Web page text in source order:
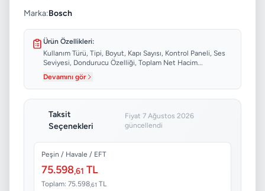
Marka:Bosch
Ürün Özellikleri:
Kullanım Türü, Tipi, Boyut, Kapı Sayısı, Kontrol Paneli, Ses
Seviyesi, Dondurucu Özelliği, Toplam Net Hacim...
Devamını gör
Taksit
Seçenekleri
Fiyat 7 Ağustos 2026
güncellendi
Peşin / Havale / EFT
75.598,61 TL
Toplam: 75.598,61 TL